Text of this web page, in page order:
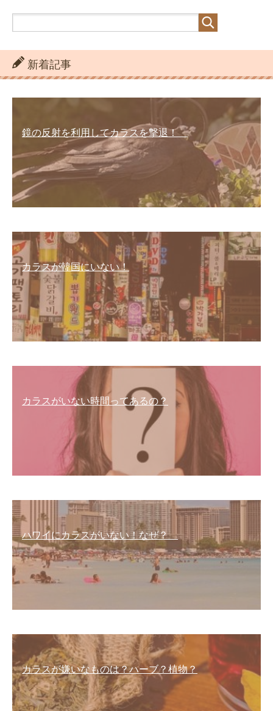
新着記事
鏡の反射を利用してカラスを撃退！
カラスが韓国にいない！
カラスがいない時間ってあるの？
ハワイにカラスがいない！なぜ？
カラスが嫌いなものは？ハーブ？植物？